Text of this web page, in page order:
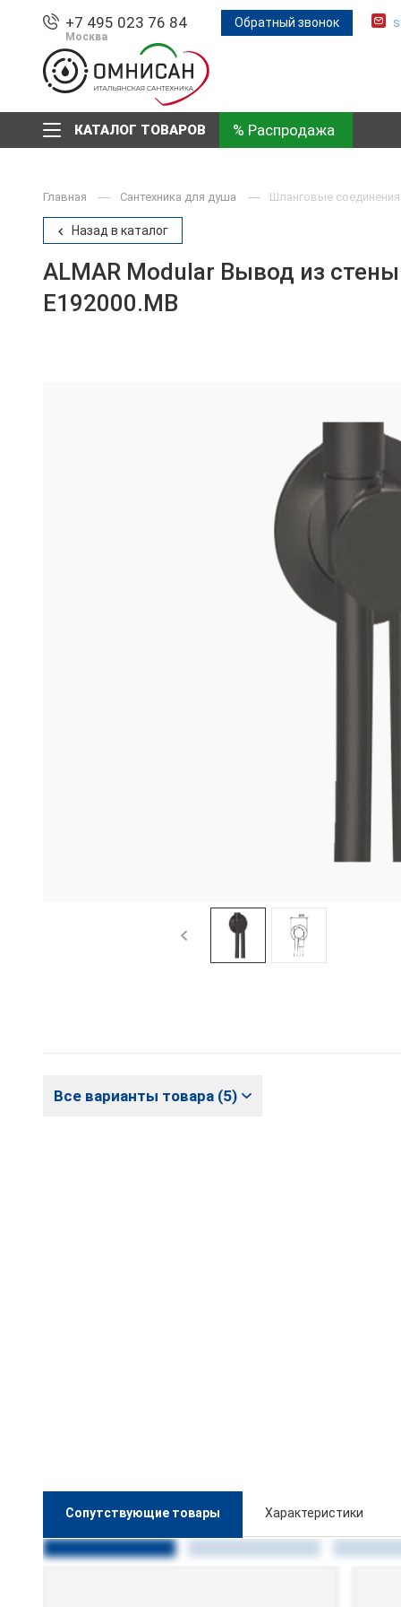
+7 495 023 76 84
Москва
Обратный звонок
КАТАЛОГ ТОВАРОВ % Распродажа
Главная Сантехника для душа Шланговые соединения
Назад в каталог
ALMAR Modular Вывод из
E192000.MB
Все варианты товара (5)
Сопутствующие товары Характеристики